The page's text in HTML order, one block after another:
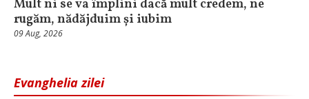
Mult ni se va împlini dacă mult credem, ne
rugăm, nădăjduim și iubim
09 Aug, 2026
Evanghelia zilei